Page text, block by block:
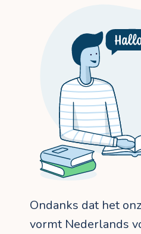
Ondanks dat het
vormt Nederlands